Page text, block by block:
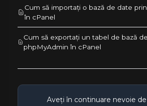
Cum să importați o bază de date
în cPanel
Cum să exportați un tabel de bază
phpMyAdmin în cPanel
Aveți în continuare nevoie